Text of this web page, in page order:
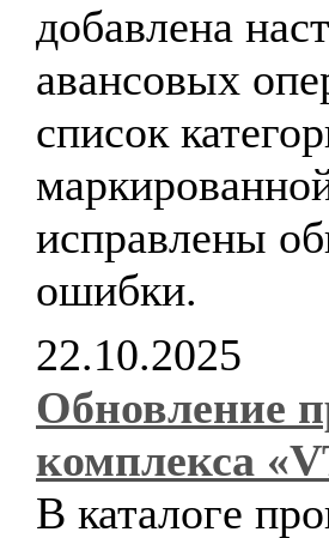
добавлена
авансовых
список
исправлены
ошибки.
22.10.2025
Обновление
комплекса
В каталоге